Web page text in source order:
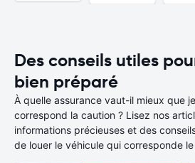
Des conseils utiles
bien préparé
À quelle assurance vaut-il mieux que
correspond la caution ? Lisez nos
informations précieuses et des
de louer le véhicule qui corresponde